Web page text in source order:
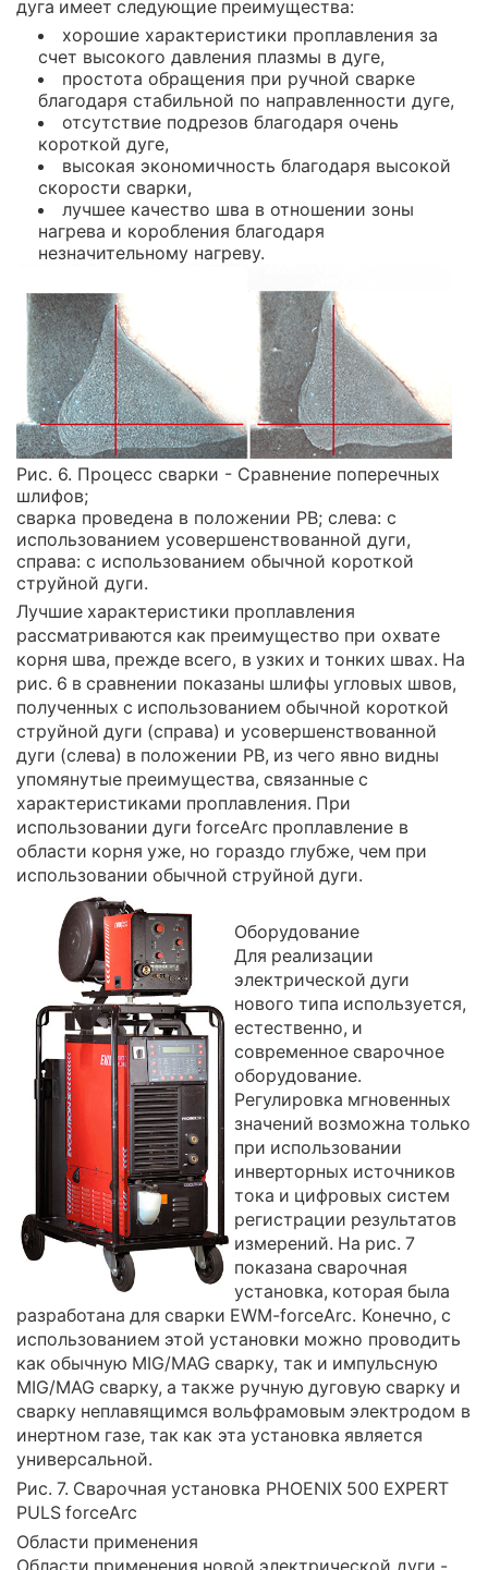
дуга имеет следующие преимущества:
хорошие характеристики проплавления за
счет высокого давления плазмы в дуге,
простота обращения при ручной сварке
благодаря стабильной по направленности дуге,
отсутствие подрезов благодаря очень
короткой дуге,
высокая экономичность благодаря высокой
скорости сварки,
лучшее качество шва в отношении зоны
нагрева и коробления благодаря
незначительному нагреву.
Рис. 6. Процесс сварки - Сравнение поперечных
шлифов;
сварка проведена в положении РВ; слева: с
использованием усовершенствованной дуги,
справа: с использованием обычной короткой
cтруйной дуги.
Лучшие характеристики проплавления
рассматриваются как преимущество при охвате
корня шва, прежде всего, в узких и тонких швах. На
рис. 6 в сравнении показаны шлифы угловых швов,
полученных с использованием обычной короткой
cтруйной дуги (справа) и усовершенствованной
дуги (слева) в положении РВ, из чего явно видны
упомянутые преимущества, связанные с
характеристиками проплавления. При
использовании дуги forceArc проплавление в
области корня уже, но гораздо глубже, чем при
использовании обычной cтруйной дуги.
Оборудование
Для реализации
электрической дуги
нового типа используется,
естественно, и
современное сварочное
оборудование.
Регулировка мгновенных
значений возможна только
при использовании
инверторных источников
тока и цифровых систем
регистрации результатов
измерений. На рис. 7
показана сварочная
установка, которая была
разработана для сварки EWM-forceArc. Конечно, с
использованием этой установки можно проводить
как обычную MIG/MAG сварку, так и импульсную
MIG/MAG сварку, а также ручную дуговую сварку и
сварку неплавящимся вольфрамовым электродом в
инертном газе, так как эта установка является
универсальной.
Рис. 7. Сварочная установка PHOENIX 500 EXPERT
PULS forceArc
Области применения